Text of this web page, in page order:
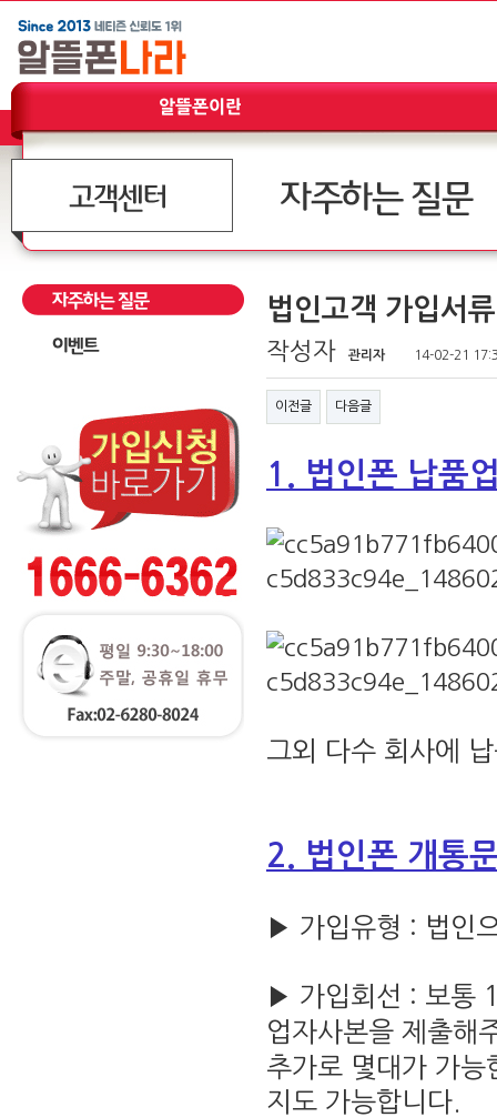
법인고객 가입서
작성자 관리자 14-02-21
이전글 다음글
1. 법인폰 납품
그외 다수 회사에
2. 법인폰 개통
▶ 가입유형 : 법인
▶ 가입회선 : 보통
업자사본을 제출해
추가로 몇대가 가
지도 가능합니다.